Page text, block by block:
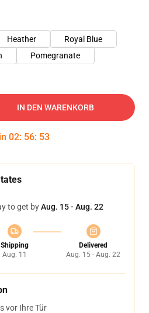
Heather
Royal Blue
Pomegranate
IN DEN WARENKORB
02: 56: 53
to get byAug. 15 - Aug. 22
Shipping
Aug. 11
Delivered
Aug. 15 - Aug. 22
vor Ihre Tür